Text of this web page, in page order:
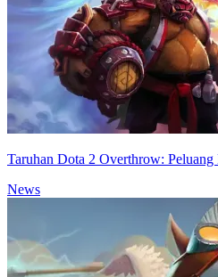
Taruhan Dota 2 Overthrow:
News